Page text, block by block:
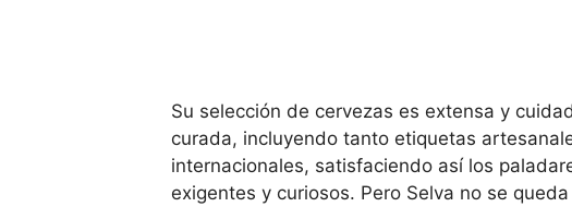
Su selección de cervezas es extensa y
curada, incluyendo tanto etiquetas
internacionales, satisfaciendo así los
exigentes y curiosos. Pero Selva no se